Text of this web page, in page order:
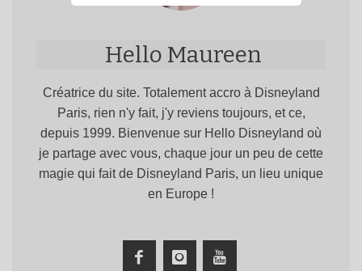
Hello Maureen
Créatrice du site. Totalement accro à Disneyland
Paris, rien n'y fait, j'y reviens toujours, et ce,
depuis 1999. Bienvenue sur Hello Disneyland où
je partage avec vous, chaque jour un peu de cette
magie qui fait de Disneyland Paris, un lieu unique
en Europe !